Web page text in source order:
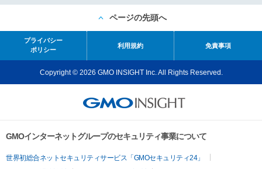
ページの先頭へ
プライバシー
ポリシー
利用規約 免責事項
Copyright © 2026 GMO INSIGHT Inc. All Rights Reserved.
GMOインターネットグループのセキュリティ事業について
世界初総合ネットセキュリティサービス「GMOセキュリティ24」